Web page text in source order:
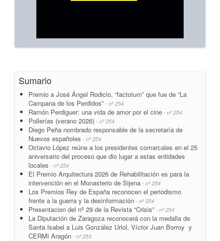
Sumario
Premio a José Ángel Rodicio, “factotum” que fue de “La
Campana de los Perdidos” - nº 254
Ramón Perdiguer: una vida de amor por el cine - nº 254
Pollerías (verano 2026) - nº 254
Diego Peña nombrado responsable de la secretaría de
Nuevos españoles - nº 254
Octavio López reúne a los presidentes comarcales en el 25
aniversario del proceso que dio lugar a estas entidades
locales - nº 254
El Premio Arquitectura 2026 de Rehabilitación es para la
intervención en el Monasterio de Sijena - nº 254
Los Premios Rey de España reconocen el periodismo
frente a la guerra y la desinformación - nº 254
Presentacion del nº 29 de la Revista “Crisis” - nº 254
La Diputación de Zaragoza reconocerá con la medalla de
Santa Isabel a Luis González Uriol, Víctor Juan Borroy y
CERMI Aragón - nº 253